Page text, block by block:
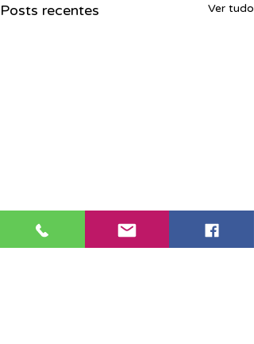
Posts recentes Ver tudo